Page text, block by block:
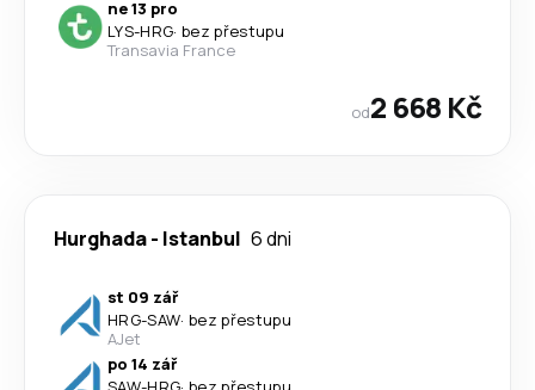
ne 13 pro
LYS-HRG· bez přestupu
Transavia France
od2 668 Kč
Hurghada- Istanbul 6 dni
st 09 zář
HRG-SAW· bez přestupu
AJet
po 14 zář